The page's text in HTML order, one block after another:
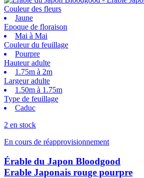
Couleur des fleurs
Jaune
Epoque de floraison
Mai à Mai
Couleur du feuillage
Pourpre
Hauteur adulte
1.75m à 2m
Largeur adulte
1.50m à 1.75m
Type de feuillage
Caduc
2 en stock
En cours de réapprovisionnement
Érable du Japon Bloodgood
Erable Japonais rouge pourpre